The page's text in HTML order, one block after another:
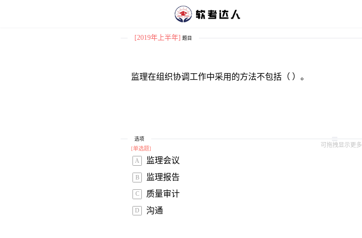
[2019年上半年] 题目
监理在组织协调工作中采用的方法不包括（ ）。
可拖拽显示更多
选项
[单选题]
A 监理会议
B 监理报告
C 质量审计
D 沟通